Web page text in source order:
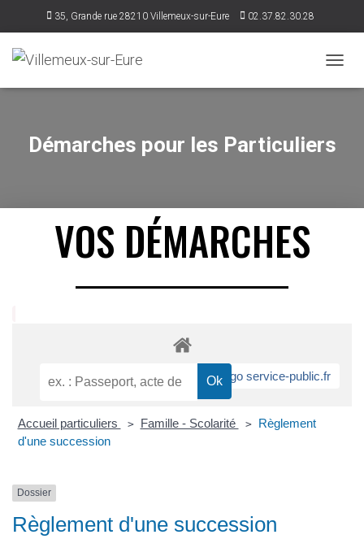
35, Grande rue 28210 Villemeux-sur-Eure 02.37.82.30.28
Démarches pour les Particuliers
VOS DÉMARCHES
Accueil particuliers > Famille - Scolarité >
Règlement
d'une succession
Dossier
Règlement d'une succession